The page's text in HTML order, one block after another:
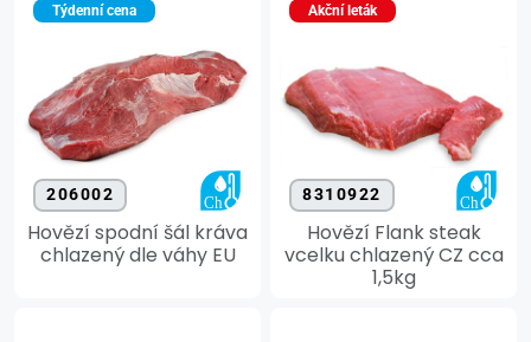
Týdenní cena
206002
Hovězí spodní šál kráva
chlazený dle váhy EU
Akční leták
8310922
Hovězí Flank steak
vcelku chlazený CZ cca
1,5kg